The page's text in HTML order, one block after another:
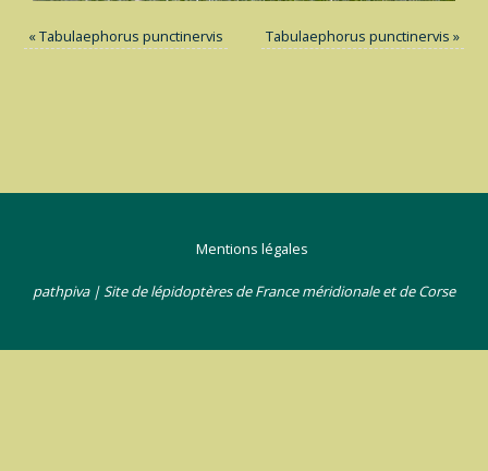
«Tabulaephorus punctinervis Tabulaephorus punctinervis »
Mentions légales
pathpiva | Site de lépidoptères de France méridionale et de Corse